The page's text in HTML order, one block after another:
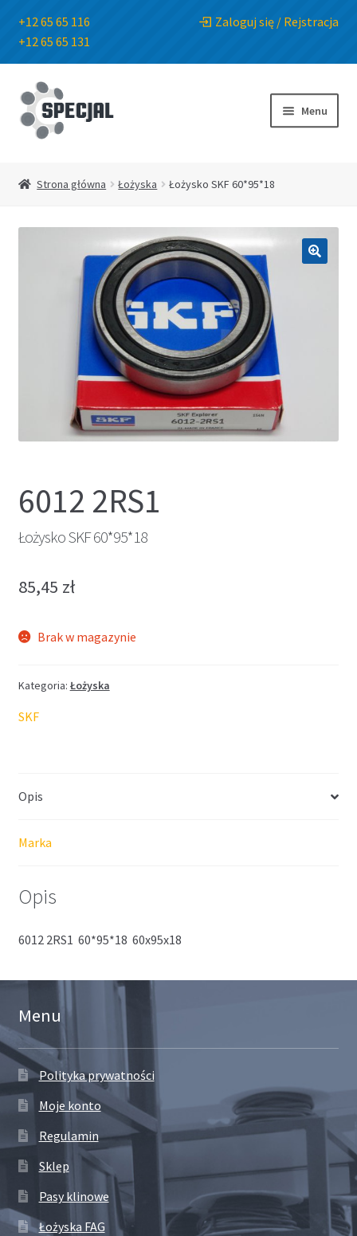
+12 65 65 116
+12 65 65 131
Zaloguj się / Rejstracja
Przejdź
do
nawigacji
Przejdź
do
treści
Menu
Strona główna Łożyska Łożysko SKF 60*95*18
6012 2RS1
Łożysko SKF 60*95*18
85,45 zł
Brak w magazynie
Kategoria: Łożyska
SKF
Opis
Marka
Opis
6012 2RS1 60*95*18 60x95x18
Menu
Polityka prywatności
Moje konto
Regulamin
Sklep
Pasy klinowe
Łożyska FAG